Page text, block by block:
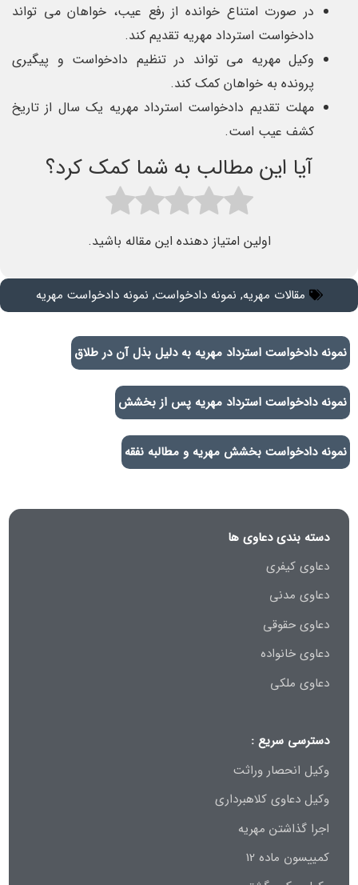
در صورت امتناع خوانده از رفع عیب، خواهان می تواند
دادخواست استرداد مهریه تقدیم کند.
وکیل مهریه می تواند در تنظیم دادخواست و پیگیری
پرونده به خواهان کمک کند.
مهلت تقدیم دادخواست استرداد مهریه یک سال از تاریخ
کشف عیب است.
آیا این مطالب به شما کمک کرد؟
اولین امتیاز دهنده این مقاله باشید.
مقالات مهریه, نمونه دادخواست, نمونه دادخواست مهریه
نمونه دادخواست استرداد مهریه به دلیل بذل آن در طلاق
نمونه دادخواست استرداد مهریه پس از بخشش
نمونه دادخواست بخشش مهریه و مطالبه نفقه
دسته بندی دعاوی ها
دعاوی کیفری
دعاوی مدنی
دعاوی حقوقی
دعاوی خانواده
دعاوی ملکی
دسترسی سریع :
وکیل انحصار وراثت
وکیل دعاوی کلاهبرداری
اجرا گذاشتن مهریه
کمییسون ماده 12